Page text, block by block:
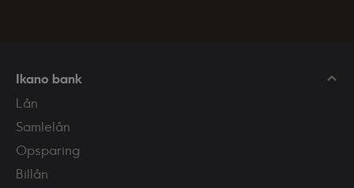
Ikano bank
Lån
Samlelån
Opsparing
Billån